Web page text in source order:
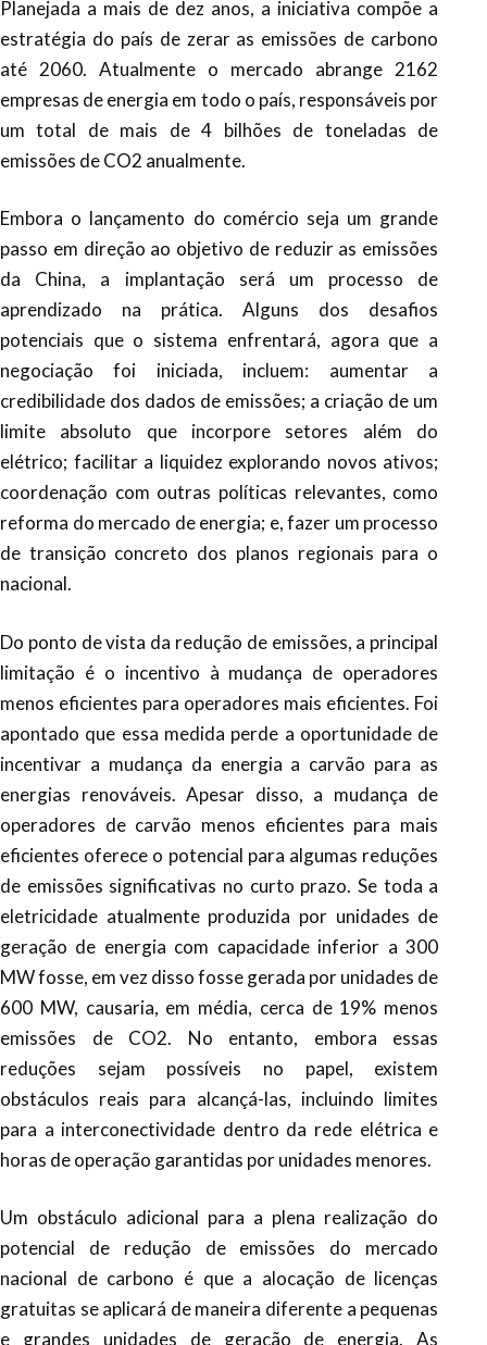
Planejada a mais de dez anos, a iniciativa compõe a
estratégia do país de zerar as emissões de carbono
até 2060. Atualmente o mercado abrange 2162
empresas de energia em todo o país, responsáveis por
um total de mais de 4 bilhões de toneladas de
emissões de CO2 anualmente.
Embora o lançamento do comércio seja um grande
passo em direção ao objetivo de reduzir as emissões
da China, a implantação será um processo de
aprendizado na prática. Alguns dos desafios
potenciais que o sistema enfrentará, agora que a
negociação foi iniciada, incluem: aumentar a
credibilidade dos dados de emissões; a criação de um
limite absoluto que incorpore setores além do
elétrico; facilitar a liquidez explorando novos ativos;
coordenação com outras políticas relevantes, como
reforma do mercado de energia; e, fazer um processo
de transição concreto dos planos regionais para o
nacional.
Do ponto de vista da redução de emissões, a principal
limitação é o incentivo à mudança de operadores
menos eficientes para operadores mais eficientes. Foi
apontado que essa medida perde a oportunidade de
incentivar a mudança da energia a carvão para as
energias renováveis. Apesar disso, a mudança de
operadores de carvão menos eficientes para mais
eficientes oferece o potencial para algumas reduções
de emissões significativas no curto prazo. Se toda a
eletricidade atualmente produzida por unidades de
geração de energia com capacidade inferior a 300
MW fosse, em vez disso fosse gerada por unidades de
600 MW, causaria, em média, cerca de 19% menos
emissões de CO2. No entanto, embora essas
reduções sejam possíveis no papel, existem
obstáculos reais para alcançá-las, incluindo limites
para a interconectividade dentro da rede elétrica e
horas de operação garantidas por unidades menores.
Um obstáculo adicional para a plena realização do
potencial de redução de emissões do mercado
nacional de carbono é que a alocação de licenças
gratuitas se aplicará de maneira diferente a pequenas
e grandes unidades de geração de energia. As